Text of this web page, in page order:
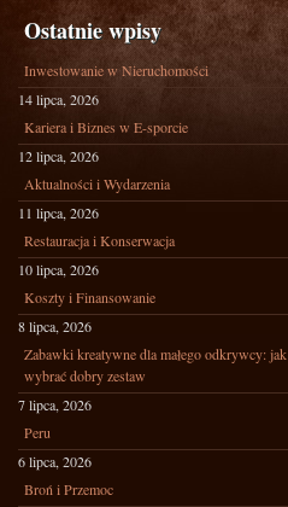
Ostatnie wpisy
Inwestowanie w Nieruchomości
14 lipca, 2026
Kariera i Biznes w E-sporcie
12 lipca, 2026
Aktualności i Wydarzenia
11 lipca, 2026
Restauracja i Konserwacja
10 lipca, 2026
Koszty i Finansowanie
8 lipca, 2026
Zabawki kreatywne dla małego odkrywcy: jak
wybrać dobry zestaw
7 lipca, 2026
Peru
6 lipca, 2026
Broń i Przemoc